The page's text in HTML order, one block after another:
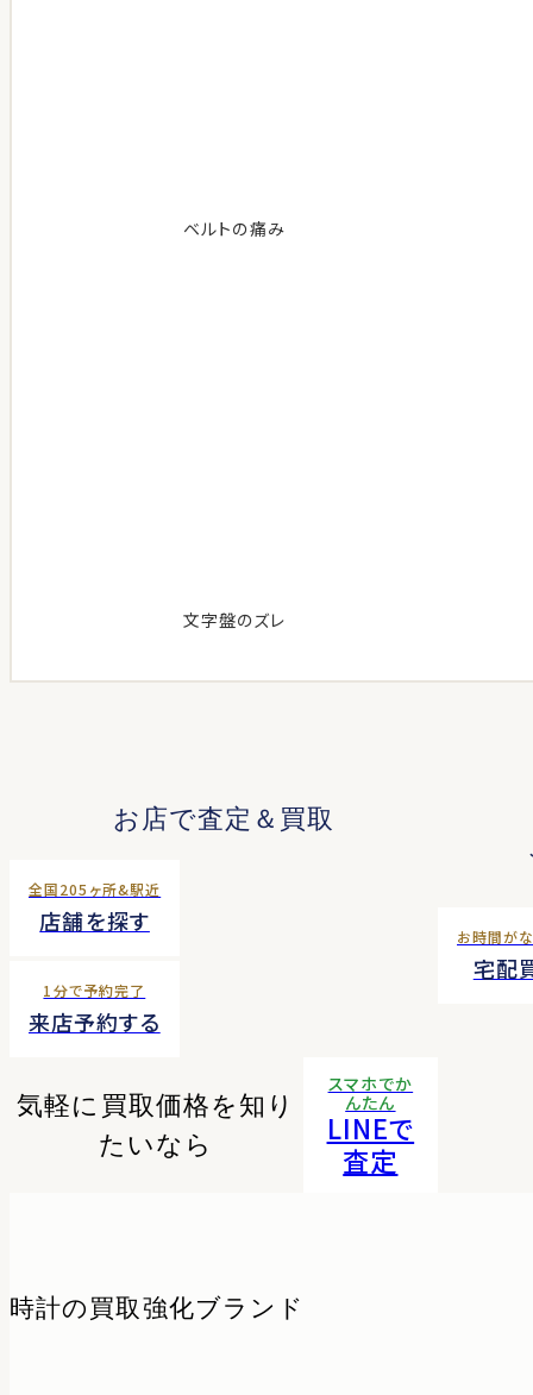
ベルトの痛み
文字盤のズレ
お店で査定＆買取
全国205ヶ所&駅近
店舗を探す
1分で予約完了
来店予約する
お時間が
宅配
気軽に買取価格を知り
たいなら
スマホでか
んたん
LINEで
査定
時計の 買取強化ブランド